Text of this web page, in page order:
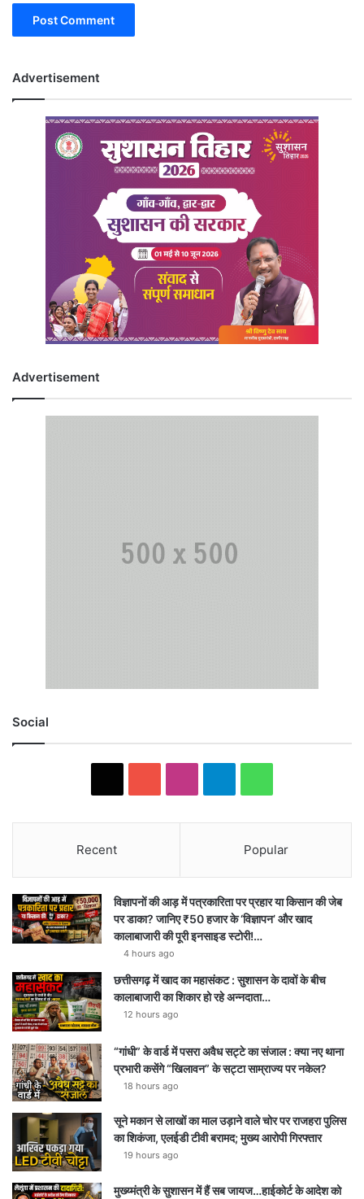
Advertisement
Advertisement
Social
Recent Popular
विज्ञापनों की आड़ में पत्रकारिता पर प्रहार या किसान की जेब
पर डाका? जानिए ₹50 हजार के ‘विज्ञापन’ और खाद
कालाबाजारी की पूरी इनसाइड स्टोरी!…
4 hours ago
छत्तीसगढ़ में खाद का महासंकट : सुशासन के दावों के बीच
कालाबाजारी का शिकार हो रहे अन्नदाता…
12 hours ago
“गांधी” के वार्ड में पसरा अवैध सट्टे का संजाल : क्या नए थाना
प्रभारी कसेंगे “खिलावन” के सट्टा साम्राज्य पर नकेल?
18 hours ago
सूने मकान से लाखों का माल उड़ाने वाले चोर पर राजहरा पुलिस
का शिकंजा, एलईडी टीवी बरामद; मुख्य आरोपी गिरफ्तार
19 hours ago
मुख्य्मंत्री के सुशासन में हैं सब जायज…हाईकोर्ट के आदेश को